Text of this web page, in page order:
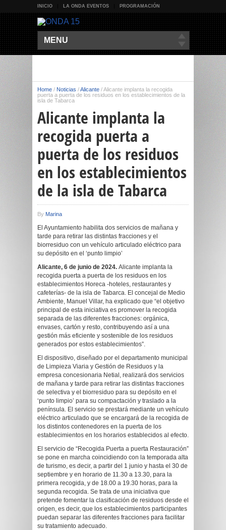
INICIO LA ONDA EVENTOS PROGRAMACIÓN
MENU
Home / Noticias /Alicante /Alicante implanta la recogida
puerta a puerta de los residuos en los establecimientos de la
isla de Tabarca
Alicante implanta la
recogida puerta a
puerta de los residuos
en los establecimientos
de la isla de Tabarca
By Marina
El Ayuntamiento habilita dos servicios de mañana y
tarde para retirar las distintas fracciones y el
biorresiduo con un vehículo articulado eléctrico para
su depósito en el ‘punto limpio’
Alicante, 6 de junio de 2024. Alicante implanta la
recogida puerta a puerta de los residuos en los
establecimientos Horeca -hoteles, restaurantes y
cafeterías- de la isla de Tabarca. El concejal de Medio
Ambiente, Manuel Villar, ha explicado que “el objetivo
principal de esta iniciativa es promover la recogida
separada de las diferentes fracciones: orgánica,
envases, cartón y resto, contribuyendo así a una
gestión más eficiente y sostenible de los residuos
generados por estos establecimientos”.
El dispositivo, diseñado por el departamento municipal
de Limpieza Viaria y Gestión de Residuos y la
empresa concesionaria Netial, realizará dos servicios
de mañana y tarde para retirar las distintas fracciones
de selectiva y el biorresiduo para su depósito en el
‘punto limpio’ para su compactación y traslado a la
península. El servicio se prestará mediante un vehículo
eléctrico articulado que se encargará de la recogida de
los distintos contenedores en la puerta de los
establecimientos en los horarios establecidos al efecto.
El servicio de “Recogida Puerta a puerta Restauración”
se pone en marcha coincidiendo con la temporada alta
de turismo, es decir, a partir del 1 junio y hasta el 30 de
septiembre y en horario de 11.30 a 13.30, para la
primera recogida, y de 18.00 a 19.30 horas, para la
segunda recogida. Se trata de una iniciativa que
pretende fomentar la clasificación de residuos desde el
origen, es decir, que los establecimientos participantes
puedan separar las diferentes fracciones para facilitar
su tratamiento adecuado.